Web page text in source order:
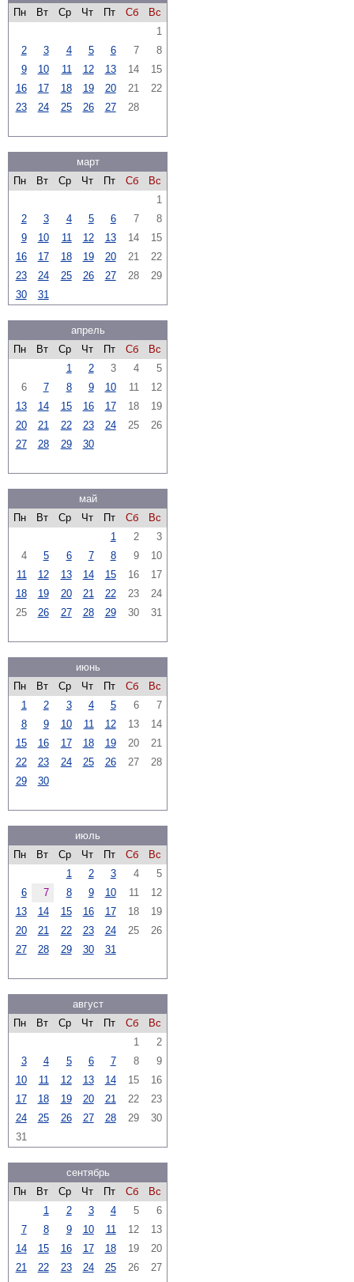
Пн
Вт Ср Чт Пт Сб
Вс
1
2
3 4 5 6 7
8
9
10 11 12 13 14
15
16
17 18 19 20 21
22
23
24 25 26 27 28
март
Пн
Вт Ср Чт Пт Сб
Вс
1
2
3 4 5 6 7
8
9
10 11 12 13 14
15
16
17 18 19 20 21
22
23
24 25 26 27 28
29
30
31
апрель
Пн
Вт Ср Чт Пт Сб
Вс
1
2 3 4
5
6
7 8 9 10 11
12
13
14 15 16 17 18
19
20
21 22 23 24 25
26
27
28 29 30
май
Пн
Вт Ср Чт Пт Сб
Вс
1
2
3
4
5 6 7 8 9
10
11
12 13 14 15 16
17
18
19 20 21 22 23
24
25
26 27 28 29 30 31
июнь
Пн
Вт Ср Чт Пт Сб
Вс
1
2 3 4 5 6
7
8
9 10 11 12 13
14
15
16 17 18 19 20
21
22
23 24 25 26 27
28
29
30
июль
Пн
Вт Ср Чт Пт Сб
Вс
1
2 3 4
5
6
7 8 9 10 11
12
13
14 15 16 17 18
19
20
21 22 23 24 25
26
27
28 29 30 31
август
Пн
Вт Ср Чт Пт Сб
Вс
1
2
3
4 5 6 7 8
9
10
11 12 13 14 15
16
17
18 19 20 21 22
23
24
25 26 27 28 29
30
31
сентябрь
Пн
Вт Ср Чт Пт Сб
Вс
1
2 3 4 5
6
7
8 9 10 11 12
13
14
15 16 17 18 19
20
21
22 23 24 25 26
27